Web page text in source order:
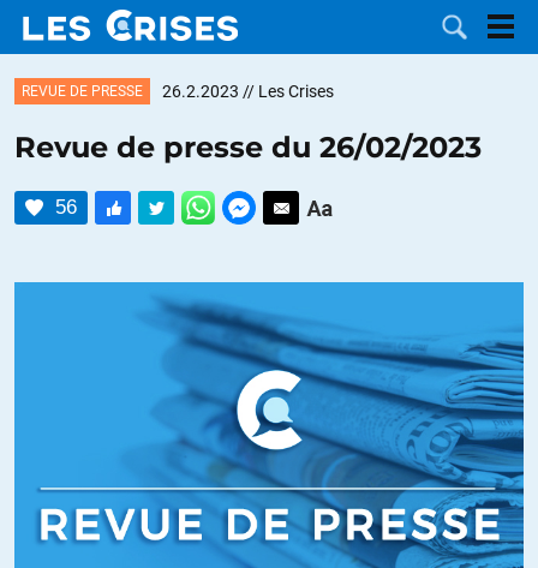
LES
REVUE DE PRESSE 26.2.2023 // Les Crises
Revue de presse du 26/02/2023
56